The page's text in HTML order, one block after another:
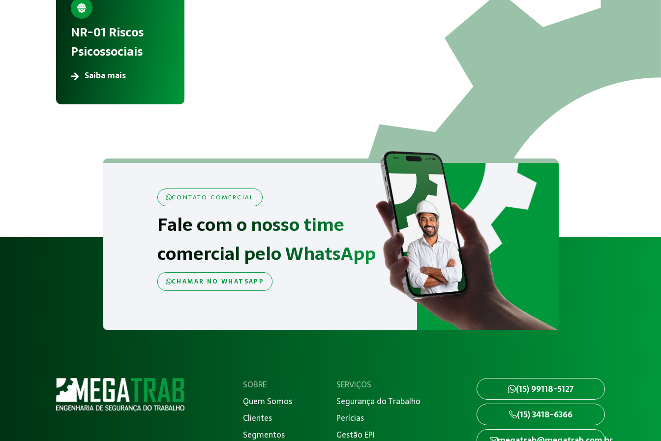
NR-01 Riscos
Psicossociais
Saiba mais
CONTATO COMERCIAL
Fale com o nosso time
comercial pelo WhatsApp
CHAMAR NO WHATSAPP
SOBRE
Quem Somos
Clientes
Segmentos
SERVIÇOS
Segurança do Trabalho
Perícias
Gestão EPI
(15) 99118-5127
(15) 3418-6366